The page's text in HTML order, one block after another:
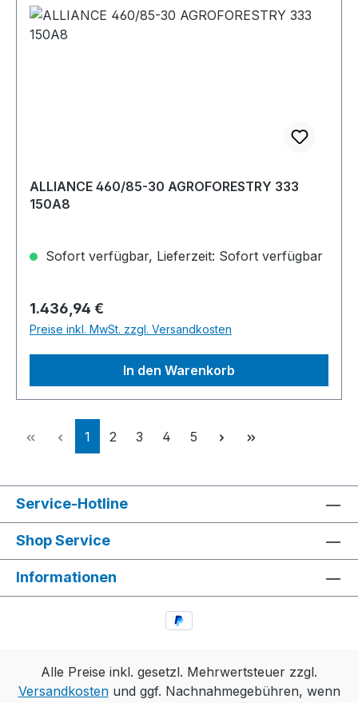
ALLIANCE 460/85-30 AGROFORESTRY 333
150A8
Sofort verfügbar, Lieferzeit: Sofort verfügbar
Regulärer Preis:
1.436,94 €
Preise inkl. MwSt. zzgl. Versandkosten
In den Warenkorb
Seite
1 Seite
2 Seite
3 Seite
4 Seite
5
Service-Hotline
Shop Service
Informationen
Alle Preise inkl. gesetzl. Mehrwertsteuer zzgl.
Versandkostenund ggf. Nachnahmegebühren, wenn